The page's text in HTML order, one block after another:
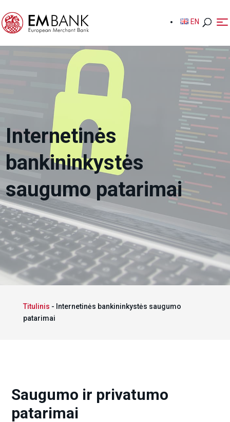
EN
EN
Internetinės
bankininkystės
saugumo patarimai
Titulinis - Internetinės bankininkystės saugumo
patarimai
Saugumo ir privatumo
patarimai